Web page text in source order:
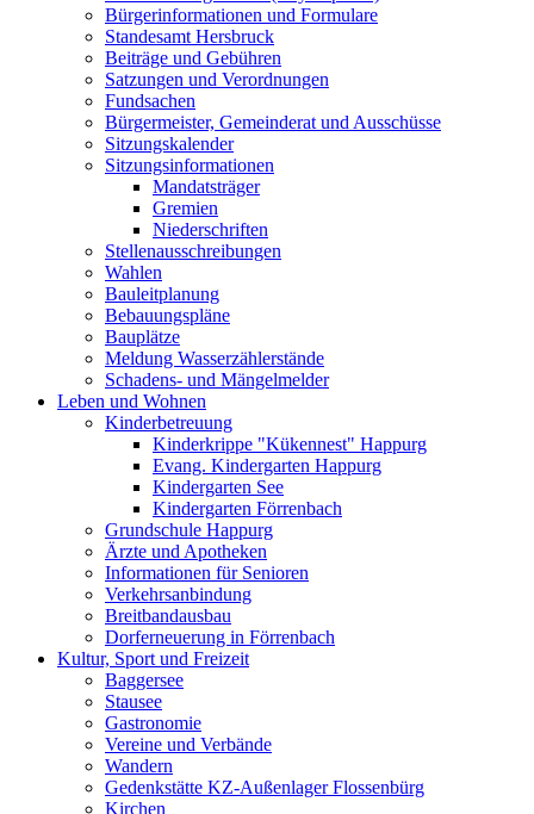
Bürgerinformationen und Formulare
Standesamt Hersbruck
Beiträge und Gebühren
Satzungen und Verordnungen
Fundsachen
Bürgermeister, Gemeinderat und Ausschüsse
Sitzungskalender
Sitzungsinformationen
Mandatsträger
Gremien
Niederschriften
Stellenausschreibungen
Wahlen
Bauleitplanung
Bebauungspläne
Bauplätze
Meldung Wasserzählerstände
Schadens- und Mängelmelder
Leben und Wohnen
Kinderbetreuung
Kinderkrippe "Kükennest" Happurg
Evang. Kindergarten Happurg
Kindergarten See
Kindergarten Förrenbach
Grundschule Happurg
Ärzte und Apotheken
Informationen für Senioren
Verkehrsanbindung
Breitbandausbau
Dorferneuerung in Förrenbach
Kultur, Sport und Freizeit
Baggersee
Stausee
Gastronomie
Vereine und Verbände
Wandern
Gedenkstätte KZ-Außenlager Flossenbürg
Kirchen